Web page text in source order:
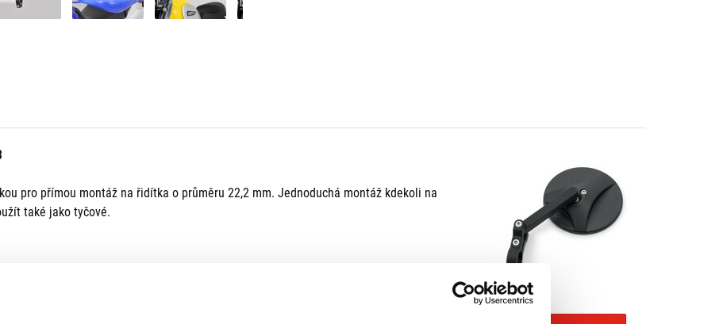
pro přímou montáž na řidítka o průměru 22,2 mm. Jednoduchá montáž kdekoli na
také jako tyčové.